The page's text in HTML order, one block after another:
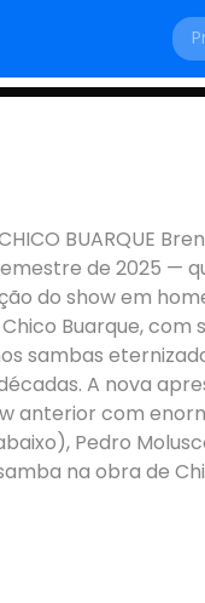
BUARQUE
de 2025
do show em
Buarque,
sambas
A nova
anterior com
Pedro
na obra de